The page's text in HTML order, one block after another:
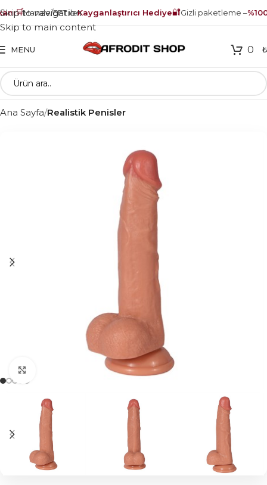
🛒Havale/EFT ileKayganlaştırıcı Hediye🔐Gizli paketleme –
Skip to navigation
Skip to main content
MENU 0 ₺
Ana Sayfa Realistik Penisler